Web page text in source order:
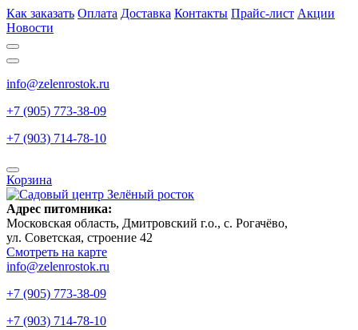
Как заказать Оплата Доставка Контакты Прайс-лист Акции
Новости
info@zelenrostok.ru
+7 (905) 773-38-09
+7 (903) 714-78-10
Корзина
Адрес питомника:
Московская область, Дмитровcкий г.о., с. Рогачёво,
ул. Советская, строение 42
Смотреть на карте
info@zelenrostok.ru
+7 (905) 773-38-09
+7 (903) 714-78-10